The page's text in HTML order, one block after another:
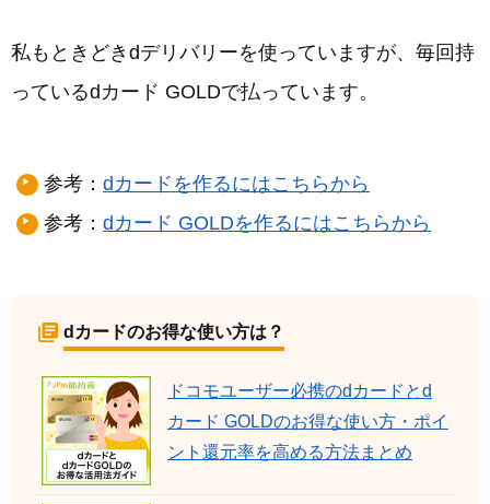
私もときどきdデリバリーを使っていますが、毎回持
っているdカード GOLDで払っています。
参考： dカードを作るにはこちらから
参考： dカード GOLDを作るにはこちらから
dカードのお得な使い方は？
ドコモユーザー必携のdカードとd
カード GOLDのお得な使い方・ポイ
ント還元率を高める方法まとめ